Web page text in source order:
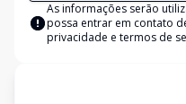
As informações serão
possa entrar em contato
privacidade e termos de